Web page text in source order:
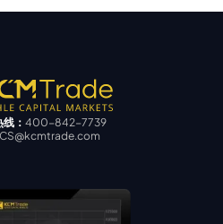
： 400-842-7739
CS@kcmtrade.com